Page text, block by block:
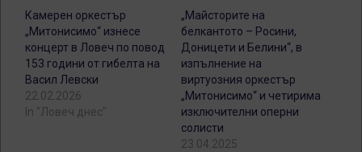
Камерен оркестър
„Митонисимо“ изнесе
концерт в Ловеч по повод
153 години от гибелта на
Васил Левски
22.02.2026
In "Ловеч днес"
„Майсторите на
белкантото – Росини,
Доницети и Белини“, в
изпълнение на
виртуозния оркестър
„Митонисимо“ и четирима
изключителни оперни
солисти
23.04.2025